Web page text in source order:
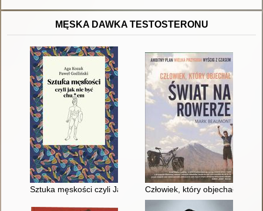
MĘSKA DAWKA TESTOSTERONU
Sztuka męskości czyli Jak nie być chu*emCzłowiek, który objechał świat